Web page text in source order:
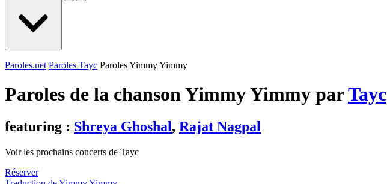
Paroles.net Paroles Tayc Paroles Yimmy Yimmy
Paroles de la chanson Yimmy Yimmy parTayc
featuring : Shreya Ghoshal, Rajat Nagpal
Voir les prochains concerts de Tayc
Réserver